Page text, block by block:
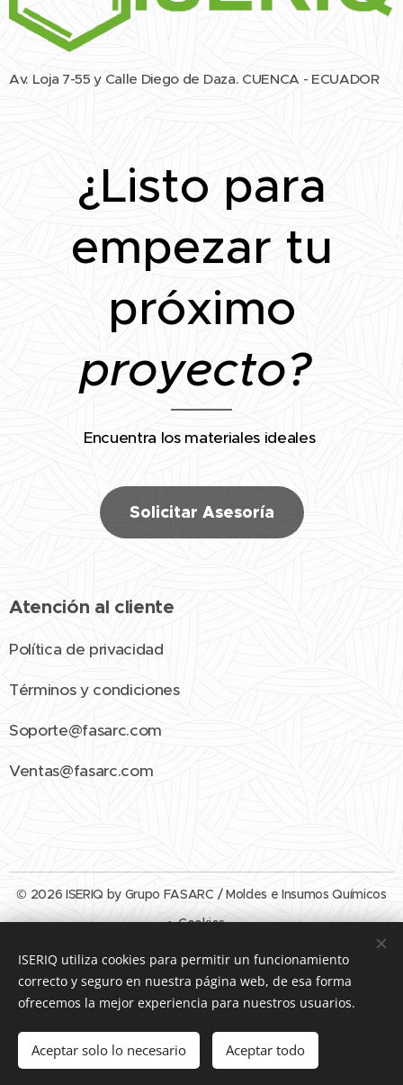
Añadir a la cesta
Av. Loja 7-55 y Calle Diego de Daza. CUENCA - ECUADOR
¿Listo para
empezar tu
próximo
proyecto?
Encuentra los materiales ideales
Solicitar Asesoría
Atención al cliente
Política de privacidad
Términos y condiciones
Soporte@fasarc.com
Ventas@fasarc.com
© 2026 ISERIQ by Grupo FASARC / Moldes e Insumos Químicos
Cookies
Idiomas
Español
English
ISERIQ utiliza cookies para permitir un funcionamiento
correcto y seguro en nuestra página web, de esa forma
ofrecemos la mejor experiencia para nuestros usuarios.
Aceptar solo lo necesario Aceptar todo